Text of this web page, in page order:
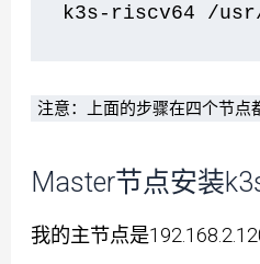
k3s-riscv64 /
注意：上面的步骤在四个节点
Master节点安装
我的主节点是